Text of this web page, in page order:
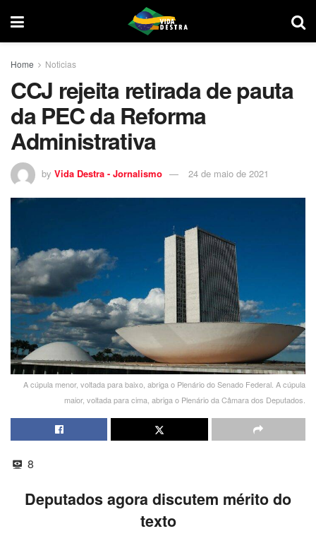
Home Noticias
CCJ rejeita retirada de pauta
da PEC da Reforma
Administrativa
by Vida Destra - Jornalismo 24 de maio de 2021
A cúpula menor, voltada para baixo, abriga o Plenário do Senado Federal. A cúpula
maior, voltada para cima, abriga o Plenário da Câmara dos Deputados.
8
Deputados agora discutem mérito do
texto